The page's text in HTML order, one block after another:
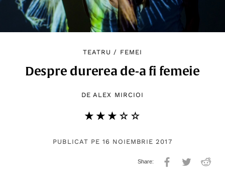
TEATRU / FEMEI
Despre durerea de-a fi femeie
DEALEX MIRCIOI
★★★★★
☆☆☆☆☆
PUBLICAT PE 16 NOIEMBRIE 2017